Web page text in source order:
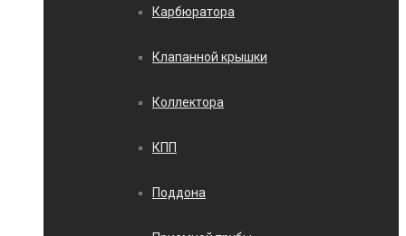
Карбюратора
Клапанной крышки
Коллектора
КПП
Поддона